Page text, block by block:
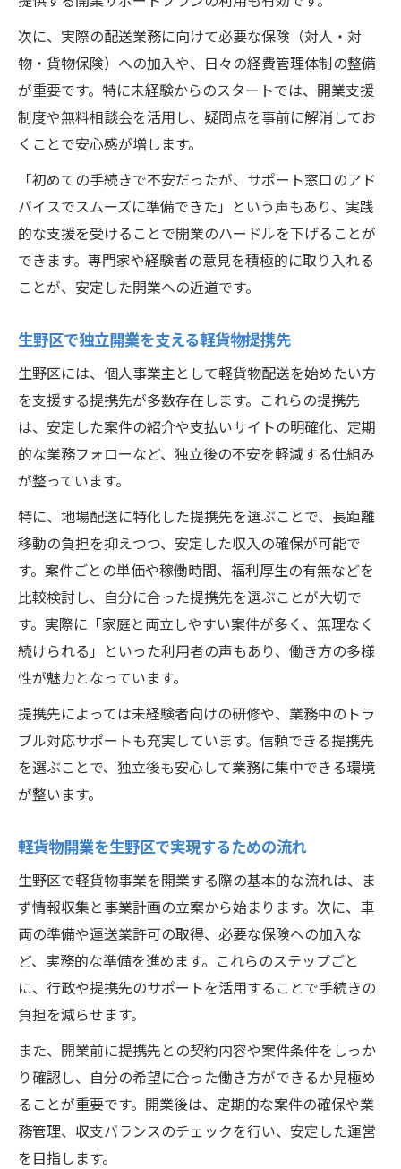
次に、実際の配送業務に向けて必要な保険（対人・対
物・貨物保険）への加入や、日々の経費管理体制の整備
が重要です。特に未経験からのスタートでは、開業支援
制度や無料相談会を活用し、疑問点を事前に解消してお
くことで安心感が増します。
「初めての手続きで不安だったが、サポート窓口のアド
バイスでスムーズに準備できた」という声もあり、実践
的な支援を受けることで開業のハードルを下げることが
できます。専門家や経験者の意見を積極的に取り入れる
ことが、安定した開業への近道です。
生野区で独立開業を支える軽貨物提携先
生野区には、個人事業主として軽貨物配送を始めたい方
を支援する提携先が多数存在します。これらの提携先
は、安定した案件の紹介や支払いサイトの明確化、定期
的な業務フォローなど、独立後の不安を軽減する仕組み
が整っています。
特に、地場配送に特化した提携先を選ぶことで、長距離
移動の負担を抑えつつ、安定した収入の確保が可能で
す。案件ごとの単価や稼働時間、福利厚生の有無などを
比較検討し、自分に合った提携先を選ぶことが大切で
す。実際に「家庭と両立しやすい案件が多く、無理なく
続けられる」といった利用者の声もあり、働き方の多様
性が魅力となっています。
提携先によっては未経験者向けの研修や、業務中のトラ
ブル対応サポートも充実しています。信頼できる提携先
を選ぶことで、独立後も安心して業務に集中できる環境
が整います。
軽貨物開業を生野区で実現するための流れ
生野区で軽貨物事業を開業する際の基本的な流れは、ま
ず情報収集と事業計画の立案から始まります。次に、車
両の準備や運送業許可の取得、必要な保険への加入な
ど、実務的な準備を進めます。これらのステップごと
に、行政や提携先のサポートを活用することで手続きの
負担を減らせます。
また、開業前に提携先との契約内容や案件条件をしっか
り確認し、自分の希望に合った働き方ができるか見極め
ることが重要です。開業後は、定期的な案件の確保や業
務管理、収支バランスのチェックを行い、安定した運営
を目指します。